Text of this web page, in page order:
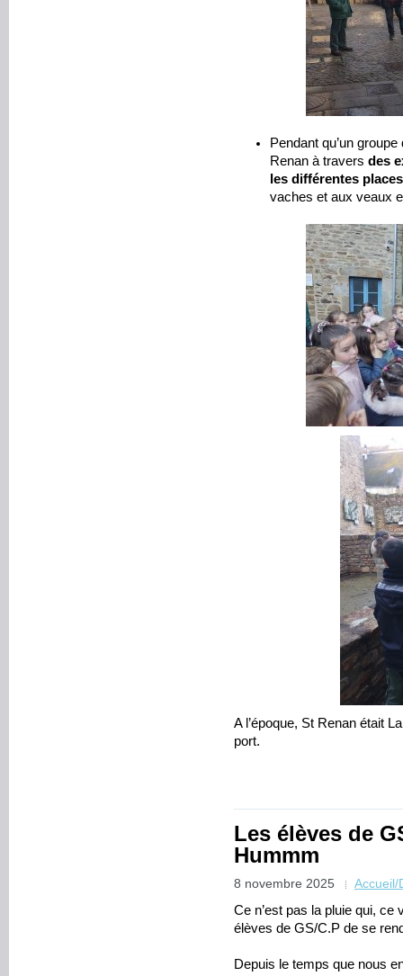
Pendant qu’un
Renan à travers des
les différentes places
vaches et aux veaux
A l’époque, St Renan était
port.
Les élèves de
Hummm
8 novembre 2025 Accueil/
Ce n’est pas la pluie qui,
élèves de GS/C.P de se
Depuis le temps que nous